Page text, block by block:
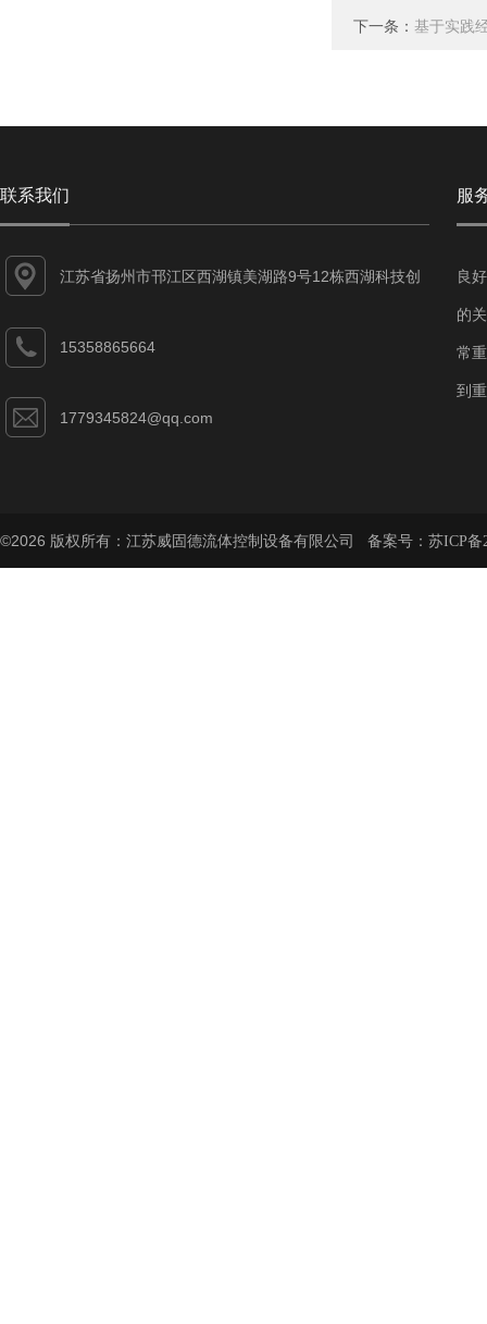
下一条： 基于实践
联系我们
江苏省扬州市邗江区西湖镇美湖路9号12栋西湖科技创
15358865664
1779345824@qq.com
服
良
的
常
到
©2026 版权所有：江苏威固德流体控制设备有限公司 备案号： 苏ICP备